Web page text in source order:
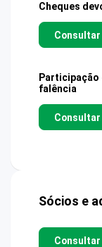
Cheques
Consultar
Participação
falência
Consultar
Sócios e
Consultar